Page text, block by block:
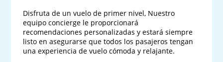
Disfruta de un vuelo de primer nivel, Nuestro
equipo concierge le proporcionará
recomendaciones personalizadas y estará siempre
listo en asegurarse que todos los pasajeros tengan
una experiencia de vuelo cómoda y relajante.